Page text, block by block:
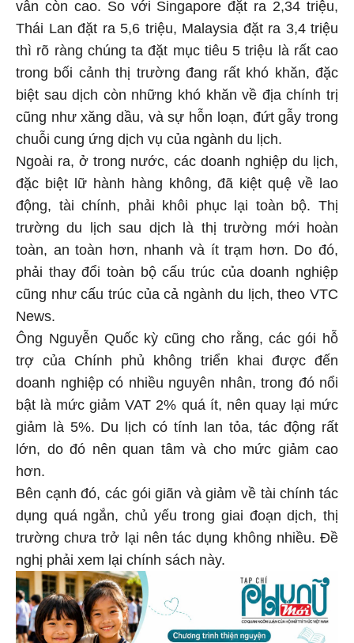
vẫn còn cao. So với Singapore đặt ra 2,34 triệu,
Thái Lan đặt ra 5,6 triệu, Malaysia đặt ra 3,4 triệu
thì rõ ràng chúng ta đặt mục tiêu 5 triệu là rất cao
trong bối cảnh thị trường đang rất khó khăn, đặc
biệt sau dịch còn những khó khăn về địa chính trị
cũng như xăng dầu, và sự hỗn loạn, đứt gẫy trong
chuỗi cung ứng dịch vụ của ngành du lịch.
Ngoài ra, ở trong nước, các doanh nghiệp du lịch,
đặc biệt lữ hành hàng không, đã kiệt quệ về lao
động, tài chính, phải khôi phục lại toàn bộ. Thị
trường du lịch sau dịch là thị trường mới hoàn
toàn, an toàn hơn, nhanh và ít trạm hơn. Do đó,
phải thay đổi toàn bộ cấu trúc của doanh nghiệp
cũng như cấu trúc của cả ngành du lịch, theo VTC
News.
Ông Nguyễn Quốc kỳ cũng cho rằng, các gói hỗ
trợ của Chính phủ không triển khai được đến
doanh nghiệp có nhiều nguyên nhân, trong đó nổi
bật là mức giảm VAT 2% quá ít, nên quay lại mức
giảm là 5%. Du lịch có tính lan tỏa, tác động rất
lớn, do đó nên quan tâm và cho mức giảm cao
hơn.
Bên cạnh đó, các gói giãn và giảm về tài chính tác
dụng quá ngắn, chủ yếu trong giai đoạn dịch, thị
trường chưa trở lại nên tác dụng không nhiều. Đề
nghị phải xem lại chính sách này.